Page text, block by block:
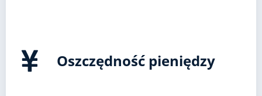
Oszczędność pieniędzy